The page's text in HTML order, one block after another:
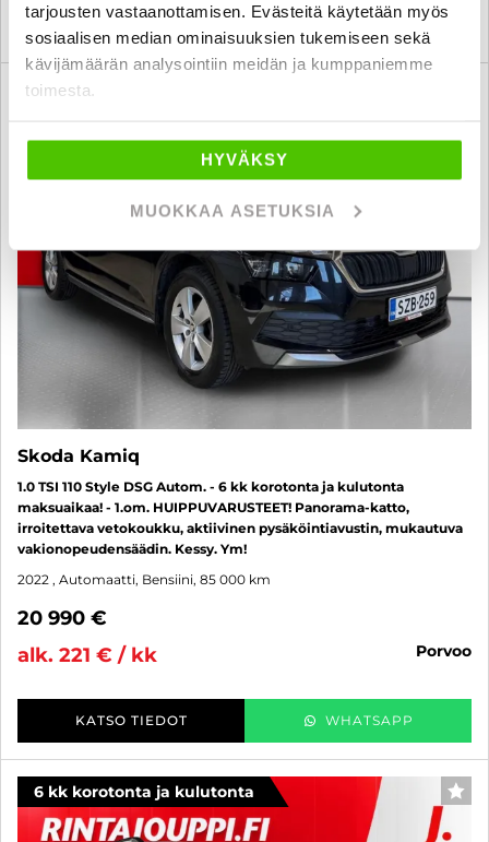
tarjousten vastaanottamisen. Evästeitä käytetään myös
sosiaalisen median ominaisuuksien tukemiseen sekä
kävijämäärän analysointiin meidän ja kumppaniemme
toimesta.
HYVÄKSY
MUOKKAA ASETUKSIA
WHATSAPP
6 kk korotonta ja kulutonta
Skoda Kamiq
1.0 TSI 110 Style DSG Autom. - 6 kk korotonta ja kulutonta
maksuaikaa! - 1.om. HUIPPUVARUSTEET! Panorama-katto,
irroitettava vetokoukku, aktiivinen pysäköintiavustin, mukautuva
vakionopeudensäädin. Kessy. Ym!
2022 , Automaatti, Bensiini, 85 000 km
20 990 €
alk. 221 € / kk
porvoo
KATSO TIEDOT WHATSAPP
6 kk korotonta ja kulutonta